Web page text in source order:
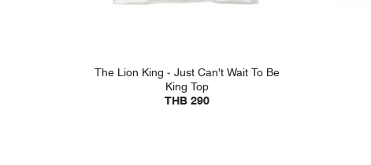
The Lion King - Just Can't Wait To Be
King Top
THB 290